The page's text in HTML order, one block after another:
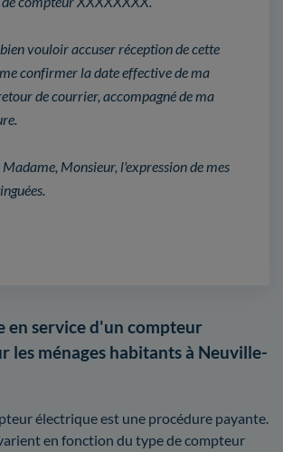
vouloir accuser réception de cette
confirmer la date effective de ma
de courrier, accompagné de ma
Monsieur, l'expression de mes
en service d'un compteur
les ménages habitants à Neuville-
électrique est une procédure payante.
en fonction du type de compteur